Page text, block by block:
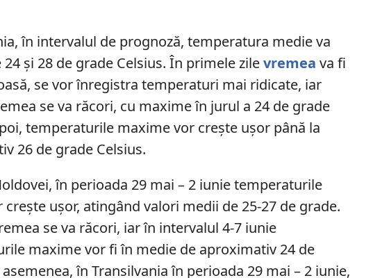
în intervalul de prognoză, temperatura medie va
și 28 de grade Celsius. În primele zilevremea va fi
se vor înregistra temperaturi mai ridicate, iar
se va răcori, cu maxime în jurul a 24 de grade
temperaturile maxime vor crește ușor până la
26 de grade Celsius.
în perioada 29 mai – 2 iunie temperaturile
crește ușor, atingând valori medii de 25-27 de grade.
se va răcori, iar în intervalul 4-7 iunie
maxime vor fi în medie de aproximativ 24 de
în Transilvania în perioada 29 mai – 2 iunie,